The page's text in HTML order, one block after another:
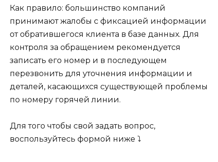
Как правило: большинство компаний
принимают жалобы с фиксацией информации
от обратившегося клиента в базе данных. Для
контроля за обращением рекомендуется
записать его номер и в последующем
перезвонить для уточнения информации и
деталей, касающихся существующей проблемы
по номеру горячей линии.
Для того чтобы свой задать вопрос,
воспользуйтесь формой ниже ⤵